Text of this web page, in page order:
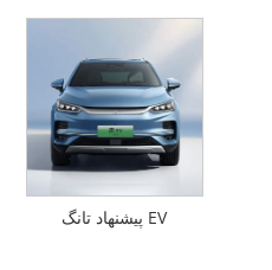
پیشنهاد تانگ EV